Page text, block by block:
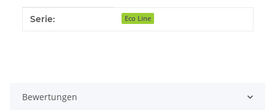
Produkteigenschaft
Wert
Serie: Eco Line
Bewertungen